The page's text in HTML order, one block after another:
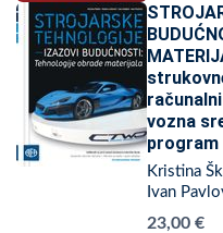
vozna
program
Kristina
Ivan
23,00 €